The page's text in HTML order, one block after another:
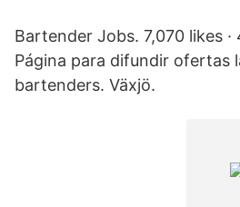
Bartender Jobs. 7,070 likes
Página para difundir ofertas
bartenders. Växjö.